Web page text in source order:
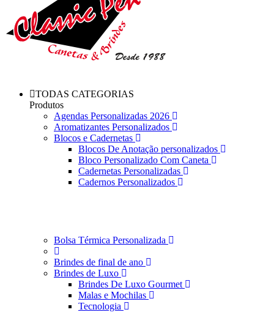
TODAS CATEGORIAS
Produtos
Agendas Personalizadas 2026
Aromatizantes Personalizados
Blocos e Cadernetas
Blocos De Anotação personalizados
Bloco Personalizado Com Caneta
Cadernetas Personalizadas
Cadernos Personalizados
Bolsa Térmica Personalizada
Brindes de final de ano
Brindes de Luxo
Brindes De Luxo Gourmet
Malas e Mochilas
Tecnologia